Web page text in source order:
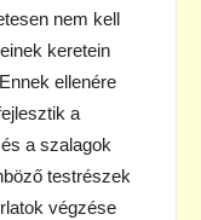
nem kell
keretein
ellenére
a
a szalagok
testrészek
végzése